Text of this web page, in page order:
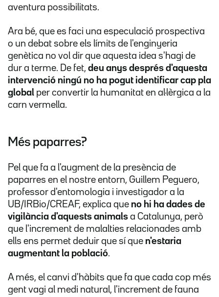
aventura possibilitats.
Ara bé, que es faci una especulació prospectiva
o un debat sobre els límits de l'enginyeria
genètica no vol dir que aquesta idea s'hagi de
dur a terme. De fet, deu anys després d'aquesta
intervenció ningú no ha pogut identificar cap pla
global per convertir la humanitat en al·lèrgica a la
carn vermella.
Més paparres?
Pel que fa a l'augment de la presència de
paparres en el nostre entorn, Guillem Peguero,
professor d'entomologia i investigador a la
UB/IRBio/CREAF, explica que no hi ha dades de
vigilància d'aquests animals a Catalunya, però
que l'increment de malalties relacionades amb
ells ens permet deduir que sí que n'estaria
augmentant la població.
A més, el canvi d'hàbits que fa que cada cop més
gent vagi al medi natural, l'increment de fauna